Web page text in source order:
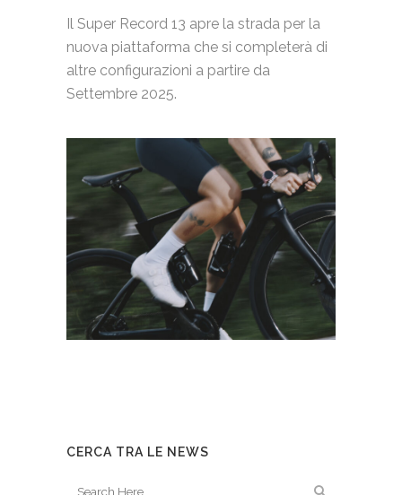
Il Super Record 13 apre la strada per la
nuova piattaforma che si completerà di
altre configurazioni a partire da
Settembre 2025.
CERCA TRA LE NEWS